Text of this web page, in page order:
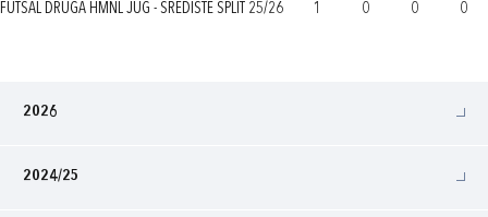
FUTSAL DRUGA HMNL JUG - SREDIŠTE SPLIT 25/26 1 0 0 0
2026
2024/25